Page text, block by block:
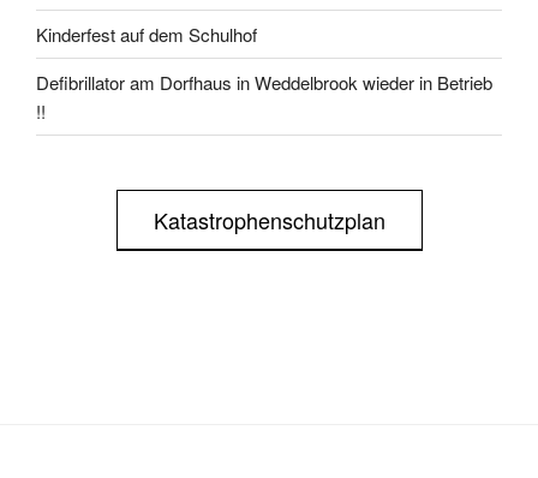
Kinderfest auf dem Schulhof
Defibrillator am Dorfhaus in Weddelbrook wieder in Betrieb
!!
Katastrophenschutzplan